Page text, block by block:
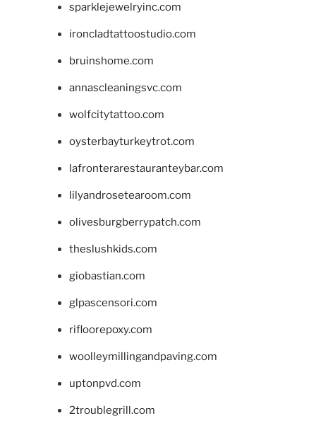
sparklejewelryinc.com
ironcladtattoostudio.com
bruinshome.com
annascleaningsvc.com
wolfcitytattoo.com
oysterbayturkeytrot.com
lafronterarestauranteybar.com
lilyandrosetearoom.com
olivesburgberrypatch.com
theslushkids.com
giobastian.com
glpascensori.com
rifloorepoxy.com
woolleymillingandpaving.com
uptonpvd.com
2troublegrill.com